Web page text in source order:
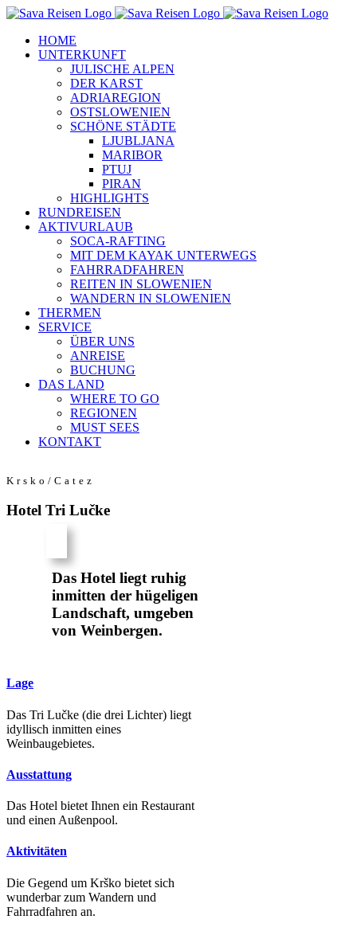
Zum
springenHOME
UNTERKUNFT
JULISCHE ALPEN
DER KARST
ADRIAREGION
OSTSLOWENIEN
SCHÖNE STÄDTE
LJUBLJANA
MARIBOR
PTUJ
PIRAN
HIGHLIGHTS
RUNDREISEN
AKTIVURLAUB
SOCA-RAFTING
MIT DEM KAYAK UNTERWEGS
FAHRRADFAHREN
REITEN IN SLOWENIEN
WANDERN IN SLOWENIEN
THERMEN
SERVICE
ÜBER UNS
ANREISE
BUCHUNG
DAS LAND
WHERE TO GO
REGIONEN
MUST SEES
KONTAKT
Krsko/Catez
Hotel Tri Lučke
Das Hotel liegt ruhig
inmitten der hügeligen
Landschaft, umgeben
von Weinbergen.
Lage
Das Tri Lučke (die drei Lichter) liegt
idyllisch inmitten eines
Weinbaugebietes.
Ausstattung
Das Hotel bietet Ihnen ein Restaurant
und einen Außenpool.
Aktivitäten
Die Gegend um Krško bietet sich
wunderbar zum Wandern und
Fahrradfahren an.